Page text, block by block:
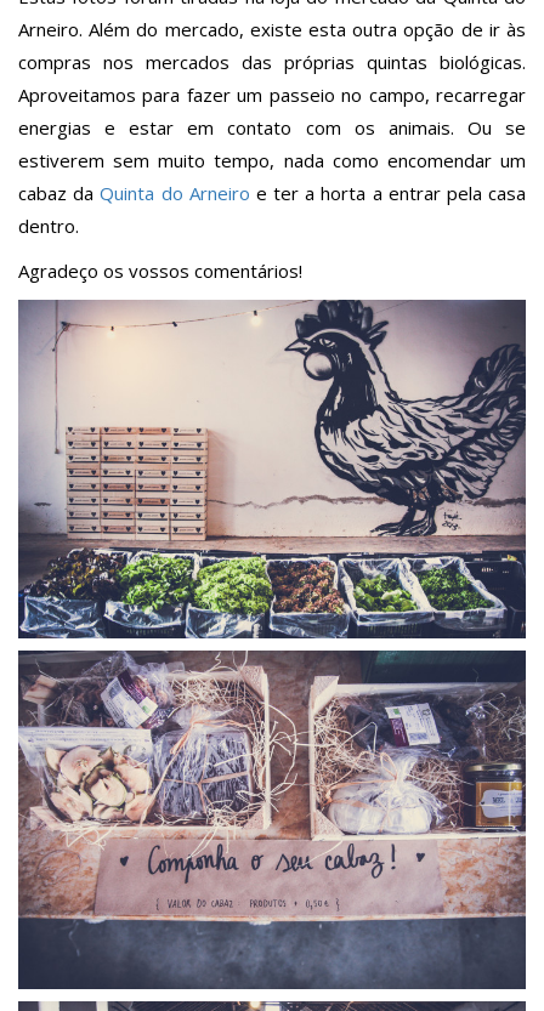
Arneiro. Além do mercado, existe esta outra opção de ir às
compras nos mercados das próprias quintas biológicas.
Aproveitamos para fazer um passeio no campo, recarregar
energias e estar em contato com os animais. Ou se
estiverem sem muito tempo, nada como encomendar um
cabaz daQuinta do Arneiro e ter a horta a entrar pela casa
dentro.
Agradeço os vossos comentários!